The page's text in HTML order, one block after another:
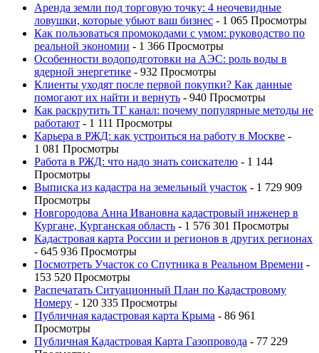
Аренда земли под торговую точку: 4 неочевидные
ловушки, которые убьют ваш бизнес - 1 065 Просмотры
Как пользоваться промокодами с умом: руководство по
реальной экономии - 1 366 Просмотры
Особенности водоподготовки на АЭС: роль воды в
ядерной энергетике - 932 Просмотры
Клиенты уходят после первой покупки? Как данные
помогают их найти и вернуть - 940 Просмотры
Как раскрутить ТГ канал: почему популярные методы не
работают - 1 111 Просмотры
Карьера в РЖД: как устроиться на работу в Москве -
1 081 Просмотры
Работа в РЖД: что надо знать соискателю - 1 144
Просмотры
Выписка из кадастра на земельный участок - 1 729 909
Просмотры
Новгородова Анна Ивановна кадастровый инженер в
Кургане, Курганская область - 1 576 301 Просмотры
Кадастровая карта России и регионов в других регионах
- 645 936 Просмотры
Посмотреть Участок со Спутника в Реальном Времени -
153 520 Просмотры
Распечатать Ситуационный План по Кадастровому
Номеру - 120 335 Просмотры
Публичная кадастровая карта Крыма - 86 961
Просмотры
Публичная Кадастровая Карта Газопровода - 77 229